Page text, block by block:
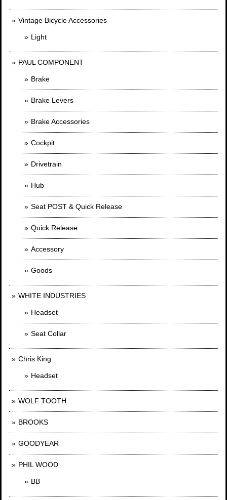
Vintage Bicycle Accessories
Light
PAUL COMPONENT
Brake
Brake Levers
Brake Accessories
Cockpit
Drivetrain
Hub
Seat POST & Quick Release
Quick Release
Accessory
Goods
WHITE INDUSTRIES
Headset
Seat Collar
Chris King
Headset
WOLF TOOTH
BROOKS
GOODYEAR
PHIL WOOD
BB